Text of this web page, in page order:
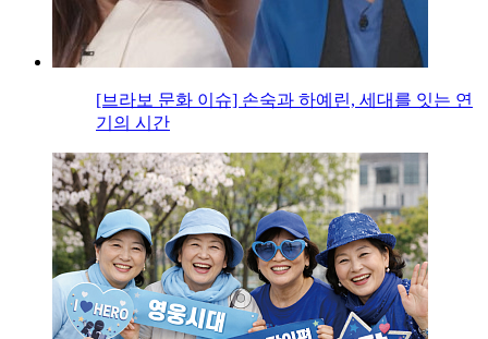
[브라보 문화 이슈] 손숙과 하예린, 세대를 잇는 연
기의 시간